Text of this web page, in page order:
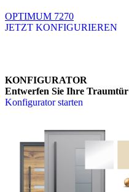
OPTIMUM 7270
JETZT KONFIGURIEREN
KONFIGURATOR
Entwerfen Sie Ihre Traumtür
Konfigurator starten